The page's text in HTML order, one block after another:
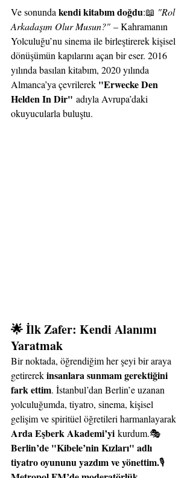
Ve sonunda kendi kitabım doğdu:📖 "Rol
Arkadaşım Olur Musun?" – Kahramanın
Yolculuğu’nu sinema ile birleştirerek kişisel
dönüşümün kapılarını açan bir eser. 2016
yılında basılan kitabım, 2020 yılında
Almanca’ya çevrilerek "Erwecke Den
Helden In Dir" adıyla Avrupa’daki
okuyucularla buluştu.
🌟 İlk Zafer: Kendi Alanımı
Yaratmak
Bir noktada, öğrendiğim her şeyi bir araya
getirerek insanlara sunmam gerektiğini
fark ettim. İstanbul’dan Berlin’e uzanan
yolculuğumda, tiyatro, sinema, kişisel
gelişim ve spiritüel öğretileri harmanlayarak
Arda Eşberk Akademi’yi kurdum.🎭
Berlin’de "Kibele’nin Kızları" adlı
tiyatro oyununu yazdım ve yönettim.🎙️